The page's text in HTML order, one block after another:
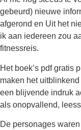
gebeurd) nieuwe
afgerond en Uit het
ik aan iedereen zou
fitnessreis.
Het boek’s pdf gratis
maken het
een blijvende indruk
als onopvallend,
De personages